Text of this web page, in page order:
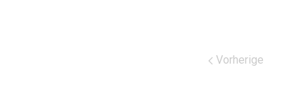
Vorherige